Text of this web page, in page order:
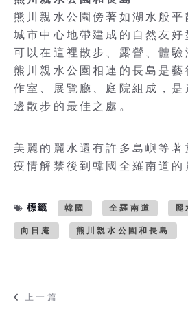
熊川親水公園傍著如湖水般平
城市中心地帶建成的自然友好
可以在這裡散步、露營、體驗
熊川親水公園相連的長島是藝
作室、展覽廳、庭院組成，是
邊散步的最佳之處。
美麗的麗水還有許多島嶼等著
疫情解禁後到韓國全羅南道的
標籤 韓國 全羅南道 麗
向日庵 熊川親水公園和長島
上一篇